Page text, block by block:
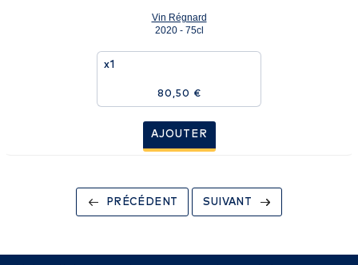
Vin Régnard
2020 - 75cl
x1
80,50 €
AJOUTER
PRÉCÉDENT SUIVANT